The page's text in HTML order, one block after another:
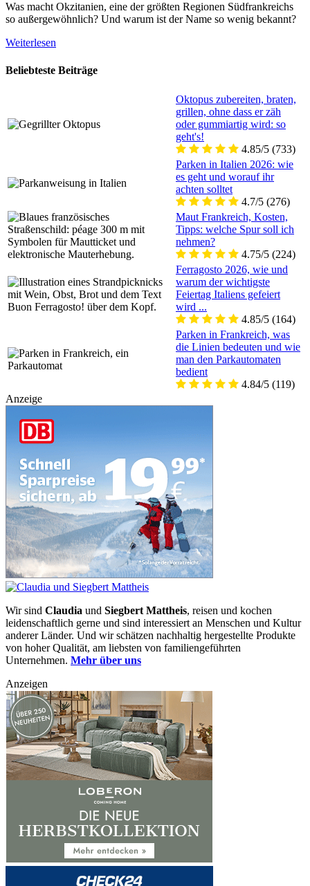
Was macht Okzitanien, eine der größten Regionen Südfrankreichs
so außergewöhnlich? Und warum ist der Name so wenig bekannt?
Weiterlesen
Beliebteste Beiträge
Oktopus zubereiten, braten,
grillen, ohne dass er zäh
oder gummiartig wird: so
geht's!
4.85/5 (733)
Parken in Italien 2026: wie
es geht und worauf ihr
achten solltet
4.7/5 (276)
Maut Frankreich, Kosten,
Tipps: welche Spur soll ich
nehmen?
4.75/5 (224)
Ferragosto 2026, wie und
warum der wichtigste
Feiertag Italiens gefeiert
wird ...
4.85/5 (164)
Parken in Frankreich, was
die Linien bedeuten und wie
man den Parkautomaten
bedient
4.84/5 (119)
Anzeige
Wir sind Claudia und Siegbert Mattheis, reisen und kochen
leidenschaftlich gerne und sind interessiert an Menschen und Kultur
anderer Länder. Und wir schätzen nachhaltig hergestellte Produkte
von hoher Qualität, am liebsten von familiengeführten
Unternehmen. Mehr über uns
Anzeigen